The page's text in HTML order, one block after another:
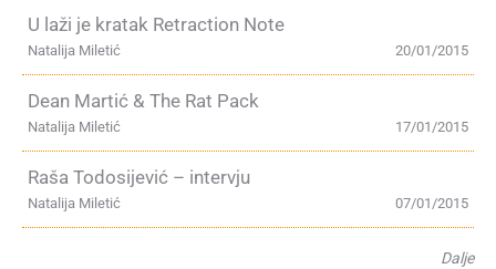
U laži je kratak Retraction Note
20/01/2015
Natalija Miletić
Dean Martić & The Rat Pack
17/01/2015
Natalija Miletić
Raša Todosijević – intervju
07/01/2015
Natalija Miletić
Dalje